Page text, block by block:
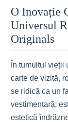
O Inovație
Universul
Originals
În tumultul
carte de vizită,
se ridică ca un
vestimentară;
estetică